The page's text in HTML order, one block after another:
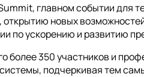
главном событии для
новых
по ускорению и развитию
350 участников и
подчеркивая тем